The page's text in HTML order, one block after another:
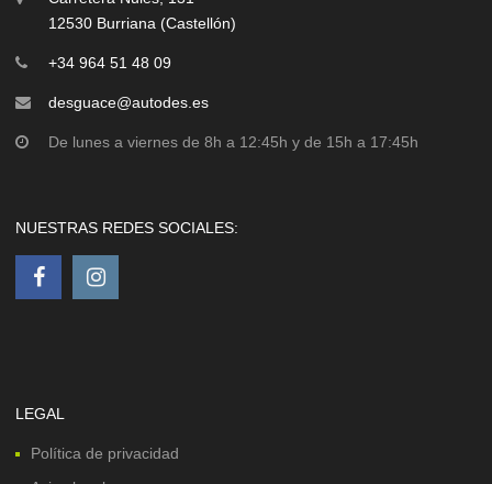
12530 Burriana (Castellón)
+34 964 51 48 09
desguace@autodes.es
De lunes a viernes de 8h a 12:45h y de 15h a 17:45h
NUESTRAS REDES SOCIALES:
LEGAL
Política de privacidad